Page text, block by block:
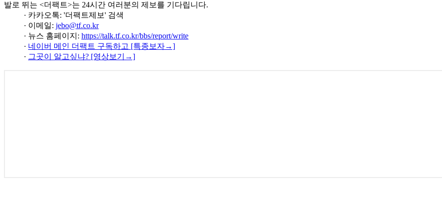
발로 뛰는 <더팩트>는 24시간 여러분의 제보를 기다립니다.
· 카카오톡: '더팩트제보' 검색
· 이메일: jebo@tf.co.kr
· 뉴스 홈페이지: https://talk.tf.co.kr/bbs/report/write
· 네이버 메인 더팩트 구독하고 [특종보자→]
· 그곳이 알고싶냐? [영상보기→]